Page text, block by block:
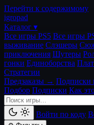
Перейти к содержимому
igropad
Каталог ▾
Все игры PS5 Все игры
выживание Слэшеры
приключения Шутеры
гонки Единоборства
Стратегии
Предзаказы → Подписки
Подбор Подписки Как
Войти по коду